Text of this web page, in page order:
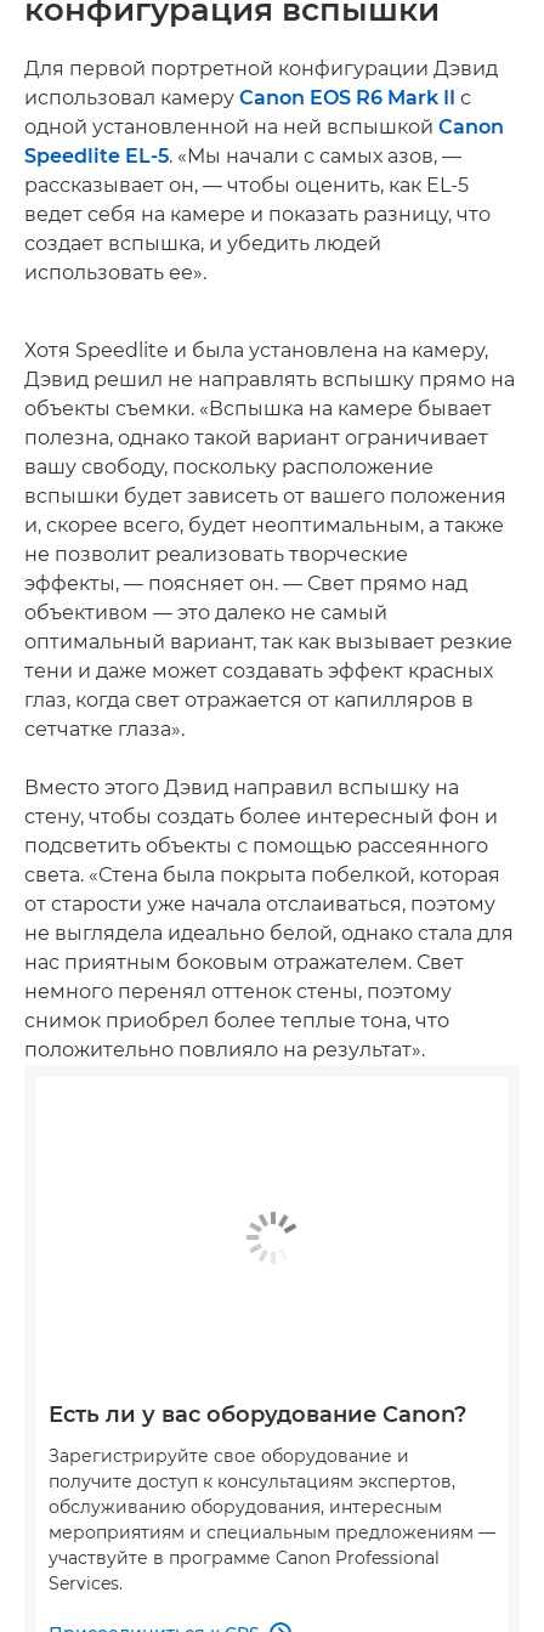
конфигурация вспышки
Для первой портретной конфигурации Дэвид
использовал камеру Canon EOS R6 Mark II с
одной установленной на ней вспышкой Canon
Speedlite EL-5. «Мы начали с самых азов, —
рассказывает он, — чтобы оценить, как EL-5
ведет себя на камере и показать разницу, что
создает вспышка, и убедить людей
использовать ее».
Хотя Speedlite и была установлена на камеру,
Дэвид решил не направлять вспышку прямо на
объекты съемки. «Вспышка на камере бывает
полезна, однако такой вариант ограничивает
вашу свободу, поскольку расположение
вспышки будет зависеть от вашего положения
и, скорее всего, будет неоптимальным, а также
не позволит реализовать творческие
эффекты, — поясняет он. — Свет прямо над
объективом — это далеко не самый
оптимальный вариант, так как вызывает резкие
тени и даже может создавать эффект красных
глаз, когда свет отражается от капилляров в
сетчатке глаза».
Вместо этого Дэвид направил вспышку на
стену, чтобы создать более интересный фон и
подсветить объекты с помощью рассеянного
света. «Стена была покрыта побелкой, которая
от старости уже начала отслаиваться, поэтому
не выглядела идеально белой, однако стала для
нас приятным боковым отражателем. Свет
немного перенял оттенок стены, поэтому
снимок приобрел более теплые тона, что
положительно повлияло на результат».
Есть ли у вас оборудование Canon?
Зарегистрируйте свое оборудование и
получите доступ к консультациям экспертов,
обслуживанию оборудования, интересным
мероприятиям и специальным предложениям —
участвуйте в программе Canon Professional
Services.